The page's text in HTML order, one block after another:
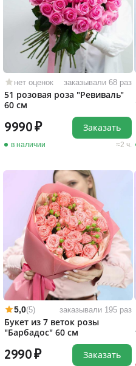
нет оценок заказывали 68 раз
51 розовая роза "Ревиваль"
60 см
9990
в наличии 2 ч.
Заказать
5,0(5) заказывали 195 раз
Букет из 7 веток розы
"Барбадос" 60 см
2990 Заказать